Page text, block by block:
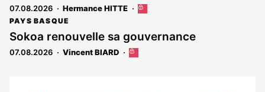
07.08.2026 Hermance HITTE
Cet
réservé
PAYS BASQUE
Sokoa renouvelle sa gouvernance
07.08.2026 Vincent BIARD
Cet